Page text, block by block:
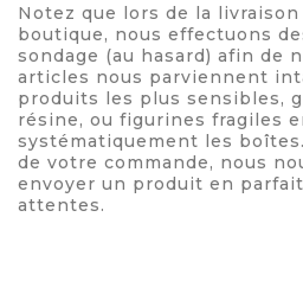
Notez que lors de la
boutique, nous effectuons
sondage (au hasard) afin de
articles nous parviennent
produits les plus sensibles,
résine, ou figurines fragiles
systématiquement les
de votre commande, nous
envoyer un produit en
attentes.